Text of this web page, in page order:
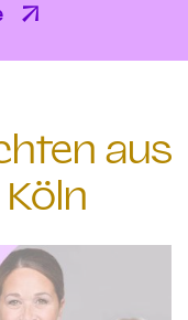
aus